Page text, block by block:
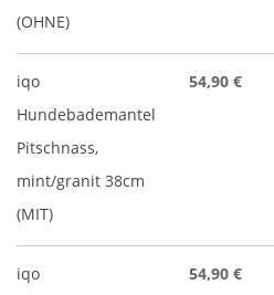
(OHNE)
iqo
Hundebademantel
Pitschnass,
mint/granit 38cm
(MIT)
54,90 €
iqo
54,90 €